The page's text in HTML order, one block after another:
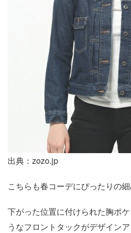
出典：zozo.jp
こちらも春コーデにぴったりの細
下がった位置に付けられた胸ポ
うなフロントタックがデザインア